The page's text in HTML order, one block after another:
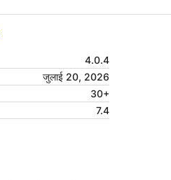
4.0.4
जुलाई 20, 2026
30+
7.4